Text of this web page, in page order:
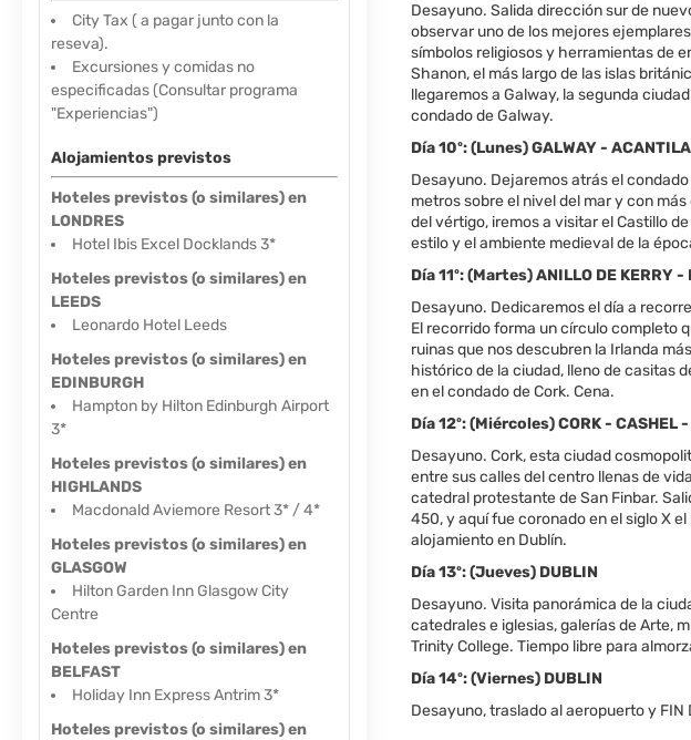
Desayuno. Salida dirección sur de
observar uno de los mejores
símbolos religiosos y herramientas de
Shanon, el más largo de las islas
llegaremos a Galway, la segunda
condado de Galway.
Día 10º: (Lunes) GALWAY -
Desayuno. Dejaremos atrás el
metros sobre el nivel del mar y con
del vértigo, iremos a visitar el Castillo
estilo y el ambiente medieval de la
Día 11º: (Martes) ANILLO DE KERRY -
Desayuno. Dedicaremos el día a
El recorrido forma un círculo completo
ruinas que nos descubren la Irlanda
histórico de la ciudad, lleno de casitas
en el condado de Cork. Cena.
Día 12º: (Miércoles) CORK - CASHEL
Desayuno. Cork, esta ciudad
entre sus calles del centro llenas de
catedral protestante de San Finbar.
450, y aquí fue coronado en el siglo X
alojamiento en Dublín.
Día 13º: (Jueves) DUBLIN
Desayuno. Visita panorámica de la
catedrales e iglesias, galerías de Arte,
Trinity College. Tiempo libre para
Día 14º: (Viernes) DUBLIN
Desayuno, traslado al aeropuerto y FIN
City Tax ( a pagar junto con la
reseva).
Excursiones y comidas no
especificadas (Consultar programa
"Experiencias")
Alojamientos previstos
Hoteles previstos (o similares) en
LONDRES
Hotel Ibis Excel Docklands 3*
Hoteles previstos (o similares) en
LEEDS
Leonardo Hotel Leeds
Hoteles previstos (o similares) en
EDINBURGH
Hampton by Hilton Edinburgh Airport
3*
Hoteles previstos (o similares) en
HIGHLANDS
Macdonald Aviemore Resort 3* / 4*
Hoteles previstos (o similares) en
GLASGOW
Hilton Garden Inn Glasgow City
Centre
Hoteles previstos (o similares) en
BELFAST
Holiday Inn Express Antrim 3*
Hoteles previstos (o similares) en